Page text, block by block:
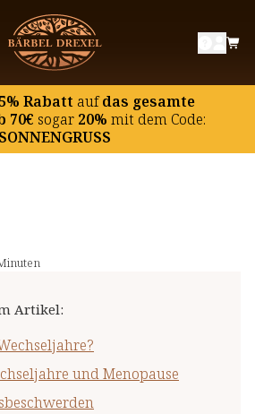
Rabatt aufdas gesamte
70€ sogar20% mit dem Code:
SONNENGRUSS
Artikel:
und Menopause
und Menopause